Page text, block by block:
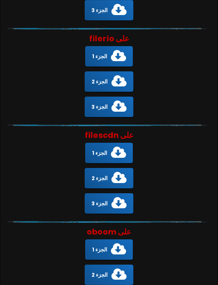
الجزء 3
على filerio
الجزء 1
الجزء 2
الجزء 3
على filescdn
الجزء 1
الجزء 2
الجزء 3
على oboom
الجزء 1
الجزء 2